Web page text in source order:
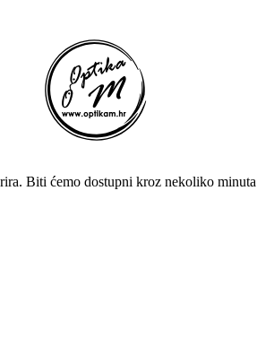
Biti ćemo dostupni kroz nekoliko minuta